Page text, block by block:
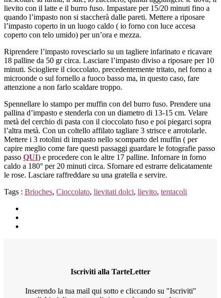
lievito con il latte e il burro fuso. Impastare per 15/20 minuti fino a
quando l’impasto non si staccherà dalle pareti. Mettere a riposare
l’impasto coperto in un luogo caldo ( io forno con luce accesa
coperto con telo umido) per un’ora e mezza.
Riprendere l’impasto rovesciarlo su un tagliere infarinato e ricavare
18 palline da 50 gr circa. Lasciare l’impasto diviso a riposare per 10
minuti. Sciogliere il cioccolato, precedentemente tritato, nel forno a
microonde o sul fornello a fuoco basso ma, in questo caso, fare
attenzione a non farlo scaldare troppo.
Spennellare lo stampo per muffin con del burro fuso. Prendere una
pallina d’impasto e stenderla con un diametro di 13-15 cm. Velare
metà del cerchio di pasta con il cioccolato fuso e poi piegarci sopra
l’altra metà. Con un coltello affilato tagliare 3 strisce e arrotolarle.
Mettere i 3 rotolini di impasto nello scomparto del muffin ( per
capire meglio come fare questi passaggi guardare le fotografie passo
passo QUI) e procedere con le altre 17 palline. Infornare in forno
caldo a 180° per 20 minuti circa. Sfornare ed estrarre delicatamente
le rose. Lasciare raffreddare su una gratella e servire.
Tags : Brioches, Cioccolato, lievitati dolci, lievito, tentacoli
Iscriviti alla TarteLetter
Inserendo la tua mail qui sotto e cliccando su "Iscriviti"